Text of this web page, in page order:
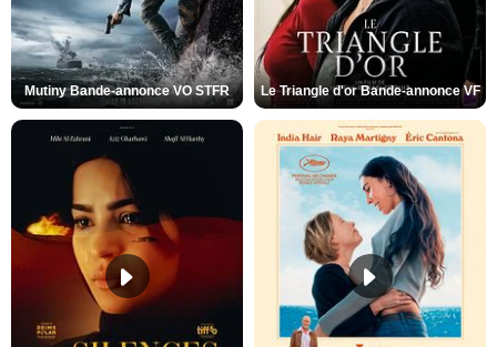
Mutiny Bande-annonce VO STFR Le Triangle d'or Bande-annonce VF